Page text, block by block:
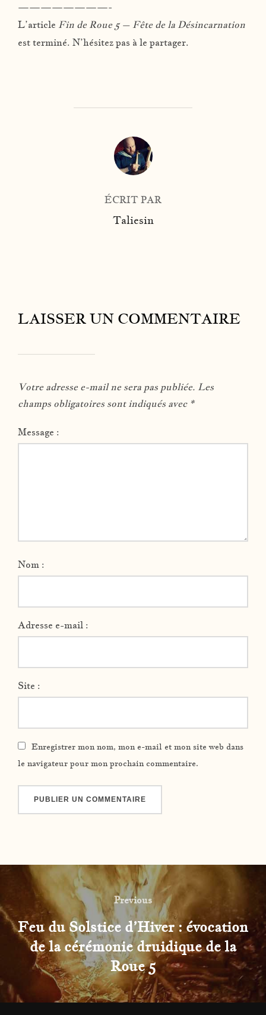
————————-
L’article Fin de Roue 5 – Fête de la Désincarnation
est terminé. N’hésitez pas à le partager.
AUTEUR DE LA PUBLICATION
ÉCRIT PAR
Taliesin
LAISSER UN COMMENTAIRE
Votre adresse e-mail ne sera pas publiée. Les
champs obligatoires sont indiqués avec *
Message :
Nom :
Adresse e-mail :
Site :
Enregistrer mon nom, mon e-mail et mon site web dans
le navigateur pour mon prochain commentaire.
Navigation
de
l’article
Previous
Previous
Feu du Solstice d’Hiver : évocation
de la cérémonie druidique de la
Roue 5